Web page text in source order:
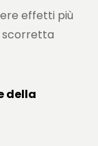
effetti più
scorretta
della